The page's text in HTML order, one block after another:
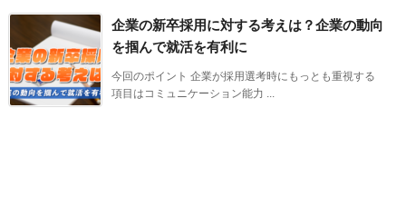
企業の新卒採用に対する考えは？企業の動向
を掴んで就活を有利に
今回のポイント 企業が採用選考時にもっとも重視する
項目はコミュニケーション能力 ...